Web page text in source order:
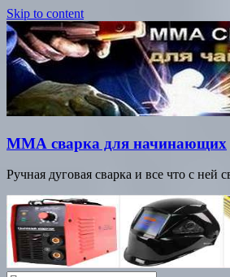
Skip to content
ММА сварка для начинающих
Ручная дуговая сварка и все что с ней